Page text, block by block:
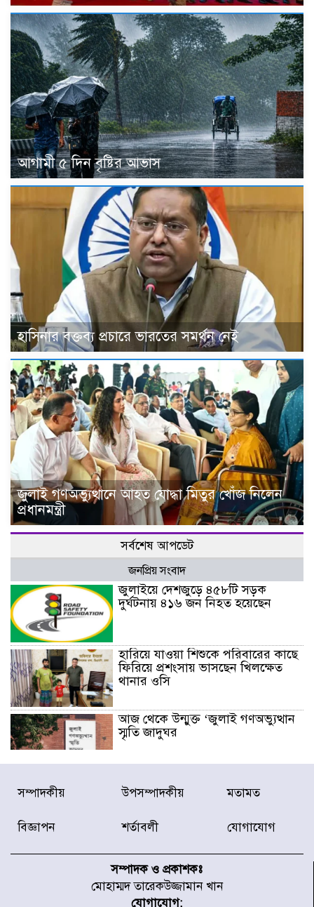
আগামী ৫ দিন বৃষ্টির আভাস
হাসিনার বক্তব্য প্রচারে ভারতের সমর্থন নেই
জুলাই গণঅভ্যুত্থানে আহত যোদ্ধা মিতুর খোঁজ নিলেন
প্রধানমন্ত্রী
সর্বশেষ আপডেট
জনপ্রিয় সংবাদ
জুলাইয়ে দেশজুড়ে ৪৫৮টি সড়ক
দুর্ঘটনায় ৪১৬ জন নিহত হয়েছেন
হারিয়ে যাওয়া শিশুকে পরিবারের কাছে
ফিরিয়ে প্রশংসায় ভাসছেন খিলক্ষেত
থানার ওসি
আজ থেকে উন্মুক্ত ‘জুলাই গণঅভ্যুত্থান
স্মৃতি জাদুঘর
রাজধানীর উত্তরা আঞ্চলিক পাসপোর্ট
অফিসের সামনে দালাল চক্রের ১৩ জন
করেছে র‌্যাব-১
চূড়ান্ত পর্যায়ে : ইরান
সম্পাদকীয় উপসম্পাদকীয় মতামত
বিজ্ঞাপন শর্তাবলী যোগাযোগ
সম্পাদক ও প্রকাশকঃ
মোহাম্মদ তারেকউজ্জামান খান
যোগাযোগ: